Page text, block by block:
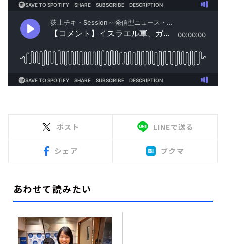
ポスト LINEで送る
シェア ブクマ
あわせて読みたい